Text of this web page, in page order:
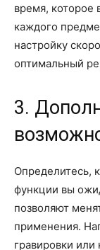
время, которое
каждого
настройку
оптимальный
3.
Определитесь,
функции вы
позволяют
применения.
гравировки или